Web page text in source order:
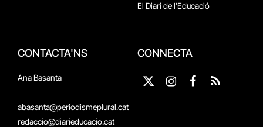
El Diari de l'Educació
CONTACTA'NS
Ana Basanta
abasanta@periodismeplural.cat
redaccio@diarieducacio.cat
CONNECTA
X
Instagram
Facebook
RSS